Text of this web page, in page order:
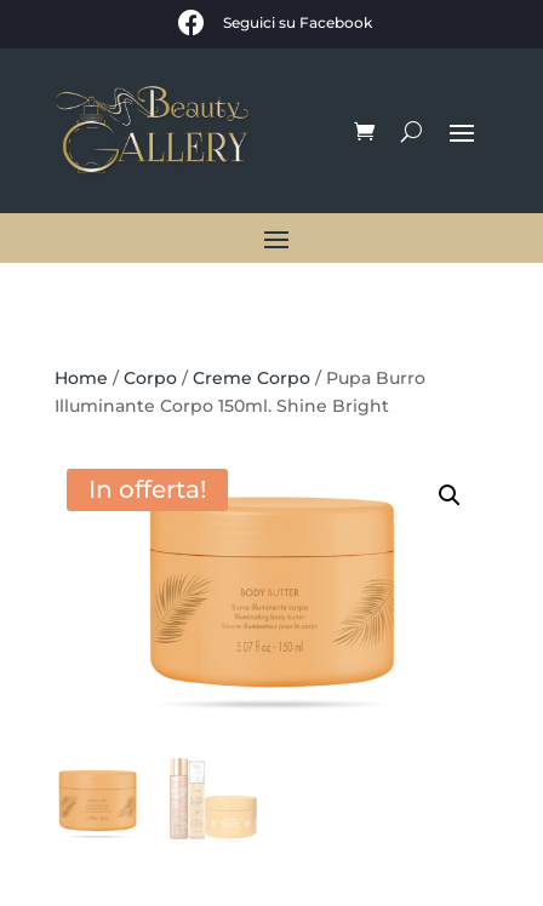
 Seguici su Facebook
Home /Corpo/Creme Corpo/ Pupa Burro
Illuminante Corpo 150ml. Shine Bright
In offerta!